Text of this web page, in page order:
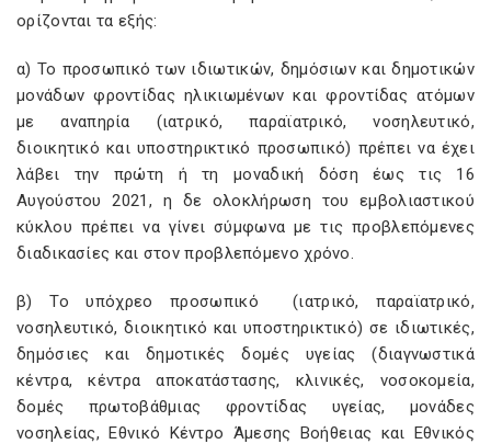
ορίζονται τα εξής:
α) Το προσωπικό των ιδιωτικών, δημόσιων και δημοτικών
μονάδων φροντίδας ηλικιωμένων και φροντίδας ατόμων
με αναπηρία (ιατρικό, παραϊατρικό, νοσηλευτικό,
διοικητικό και υποστηρικτικό προσωπικό) πρέπει να έχει
λάβει την πρώτη ή τη μοναδική δόση έως τις 16
Αυγούστου 2021, η δε ολοκλήρωση του εμβολιαστικού
κύκλου πρέπει να γίνει σύμφωνα με τις προβλεπόμενες
διαδικασίες και στον προβλεπόμενο χρόνο.
β) Το υπόχρεο προσωπικό (ιατρικό, παραϊατρικό,
νοσηλευτικό, διοικητικό και υποστηρικτικό) σε ιδιωτικές,
δημόσιες και δημοτικές δομές υγείας (διαγνωστικά
κέντρα, κέντρα αποκατάστασης, κλινικές, νοσοκομεία,
δομές πρωτοβάθμιας φροντίδας υγείας, μονάδες
νοσηλείας, Εθνικό Κέντρο Άμεσης Βοήθειας και Εθνικός